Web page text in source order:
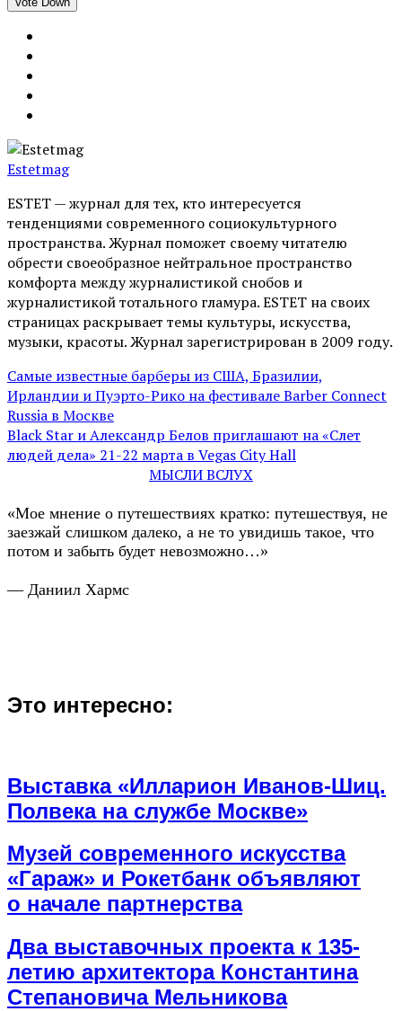
Estetmag
ESTET — журнал для тех, кто интересуeтся
тенденциями современного социокультурного
пространства. Журнал поможет своему читателю
обрести своеобразное нейтральное пространство
комфорта между журналистикой снобов и
журналистикой тотального гламура. ESTET на своих
страницах раскрывает темы культуры, искусства,
музыки, красоты. Журнал зарегистрирован в 2009 году.
Самые известные барберы из США, Бразилии,
Ирландии и Пуэрто-Рико на фестивале Barber Connect
Russia в Москве
Black Star и Александр Белов приглашают на «Слет
людей дела» 21-22 марта в Vegas Сity Hall
МЫСЛИ ВСЛУХ
«Мое мнение о путешествиях кратко: путешествуя, не
заезжай слишком далеко, а не то увидишь такое, что
потом и забыть будет невозможно…»
— Даниил Хармс
Это интересно:
Выставка «Илларион Иванов-Шиц.
Полвека на службе Москве»
Музей современного искусства
«Гараж» и Рокетбанк объявляют
о начале партнерства
Два выставочных проекта к 135-
летию архитектора Константина
Степановича Мельникова